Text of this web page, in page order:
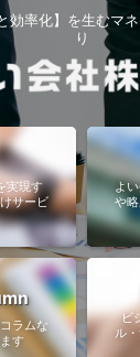
効率化】を生むマ
り
実現す
サービ
よ
や
ラムな
す
ビ
ル